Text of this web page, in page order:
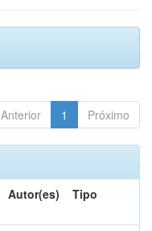
Anterior 1 Próximo
Autor(es) Tipo